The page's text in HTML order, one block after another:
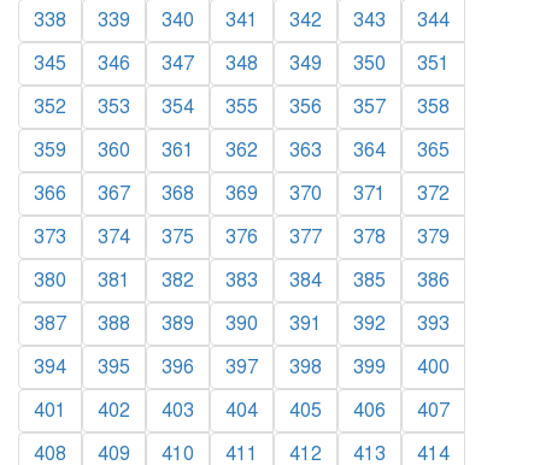
338
339 340 341 342 343
344
345
346 347 348 349 350
351
352
353 354 355 356 357
358
359
360 361 362 363 364
365
366
367 368 369 370 371
372
373
374 375 376 377 378
379
380
381 382 383 384 385
386
387
388 389 390 391 392
393
394
395 396 397 398 399
400
401
402 403 404 405 406
407
408
409 410 411 412 413 414